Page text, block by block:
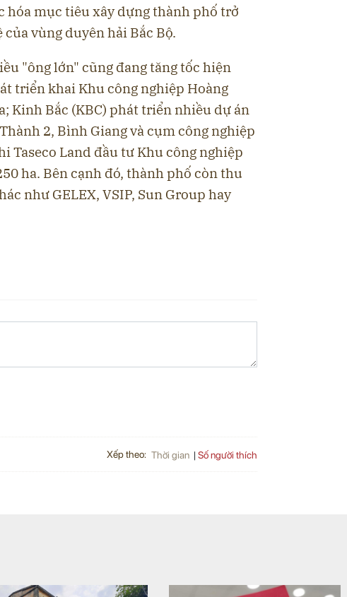
hóa mục tiêu xây dựng thành phố trở
vùng duyên hải Bắc Bộ.
"ông lớn" cũng đang tăng tốc hiện
triển khai Khu công nghiệp Hoàng
Kinh Bắc (KBC) phát triển nhiều dự án
2, Bình Giang và cụm công nghiệp
Taseco Land đầu tư Khu công nghiệp
ha. Bên cạnh đó, thành phố còn thu
như GELEX, VSIP, Sun Group hay
Xếp theo: Thời gian Số người thích